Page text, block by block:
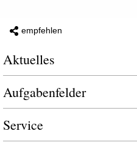
empfehlen
Aktuelles
Aufgabenfelder
Service